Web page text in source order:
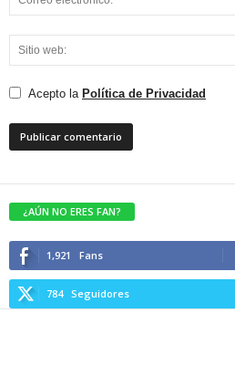
Acepto la Política de Privacidad
¿AÚN NO ERES FAN?
1,921 Fans
784 Seguidores